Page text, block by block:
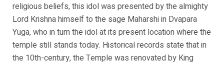
religious beliefs, this idol was presented by the almighty
Lord Krishna himself to the sage Maharshi in Dvapara
Yuga, who in turn the idol at its present location where the
temple still stands today. Historical records state that in
the 10th-century, the Temple was renovated by King